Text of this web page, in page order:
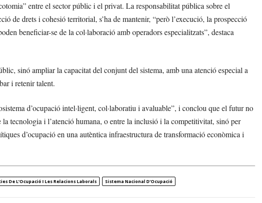
entre el sector públic i el privat. La responsabilitat pública sobre el
de drets i cohesió territorial, s’ha de mantenir, “però l’execució, la prospecció
beneficiar-se de la col·laboració amb operadors especialitzats”, destaca
sinó ampliar la capacitat del conjunt del sistema, amb una atenció especial a
i retenir talent.
d’ocupació intel·ligent, col·laboratiu i avaluable”, i conclou que el futur no
tecnologia i l’atenció humana, o entre la inclusió i la competitivitat, sinó per
d’ocupació en una autèntica infraestructura de transformació econòmica i
De L’Ocupació I Les Relacions Laborals Sistema Nacional D’Ocupació